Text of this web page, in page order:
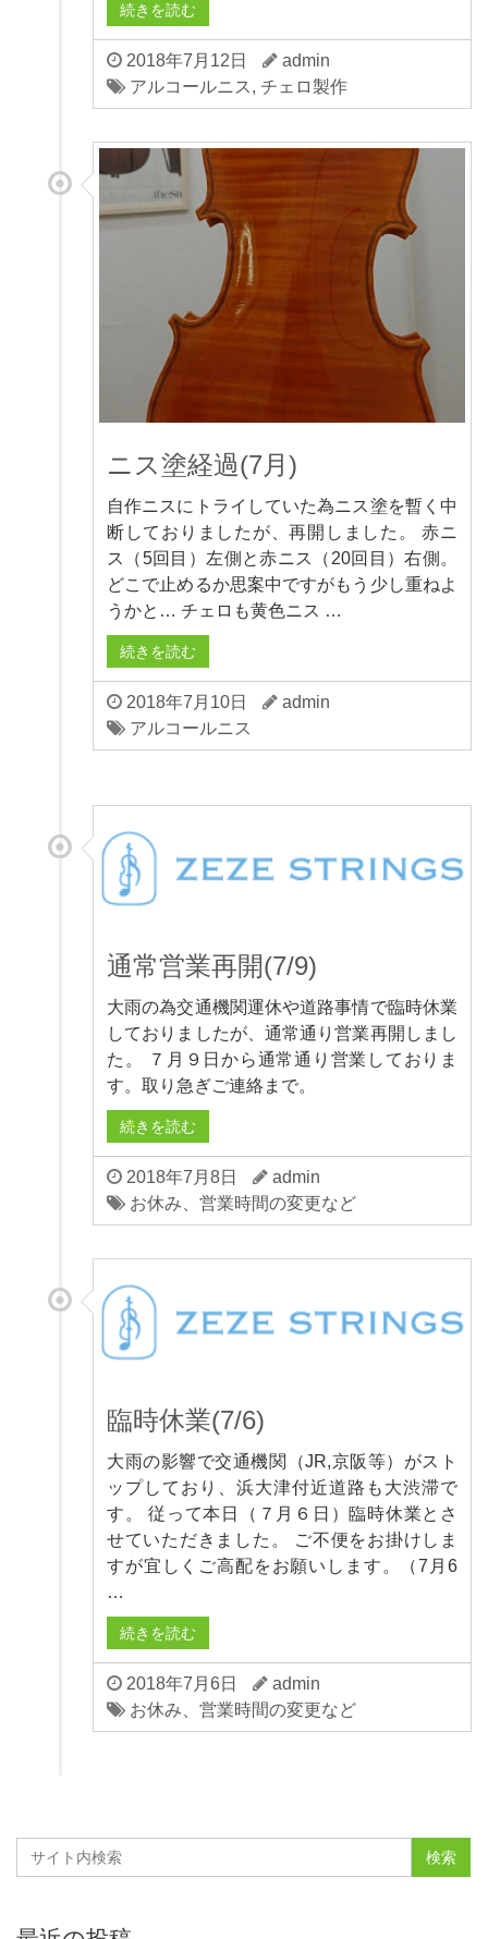
続きを読む
2018年7月12日
admin
アルコールニス , チェロ製作
ニス塗経過(7月)
自作ニスにトライしていた為ニス塗を暫く中
断しておりましたが、再開しました。 赤ニ
ス（5回目）左側と赤ニス（20回目）右側。
どこで止めるか思案中ですがもう少し重ねよ
うかと… チェロも黄色ニス …
続きを読む
2018年7月10日
admin
アルコールニス
通常営業再開(7/9)
大雨の為交通機関運休や道路事情で臨時休業
しておりましたが、通常通り営業再開しまし
た。 ７月９日から通常通り営業しておりま
す。取り急ぎご連絡まで。
続きを読む
2018年7月8日
admin
お休み、営業時間の変更など
臨時休業(7/6)
大雨の影響で交通機関（JR,京阪等）がスト
ップしており、浜大津付近道路も大渋滞で
す。 従って本日（７月６日）臨時休業とさ
せていただきました。 ご不便をお掛けしま
すが宜しくご高配をお願いします。（7月6
…
続きを読む
2018年7月6日
admin
お休み、営業時間の変更など